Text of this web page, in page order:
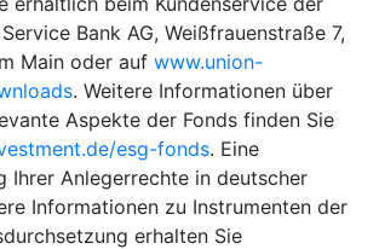
Bank AG, Weißfrauenstraße 7,
Main oder auf www.union-
. Weitere Informationen über
Aspekte der Fonds finden Sie
esg-fonds. Eine
Ihrer Anlegerrechte in deutscher
Informationen zu Instrumenten der
erhalten Sie